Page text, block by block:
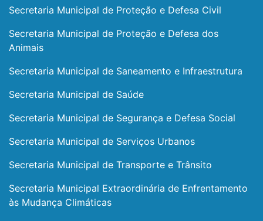
Secretaria Municipal de Proteção e Defesa Civil
Secretaria Municipal de Proteção e Defesa dos
Animais
Secretaria Municipal de Saneamento e Infraestrutura
Secretaria Municipal de Saúde
Secretaria Municipal de Segurança e Defesa Social
Secretaria Municipal de Serviços Urbanos
Secretaria Municipal de Transporte e Trânsito
Secretaria Municipal Extraordinária de Enfrentamento
às Mudança Climáticas